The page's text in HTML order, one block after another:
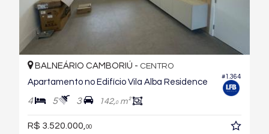
#1.364
BALNEÁRIO CAMBORIÚ - CENTRO
Apartamento no Edifício Vila Alba Residence
4 5 3 142,0m²
R$ 3.520.000, 00